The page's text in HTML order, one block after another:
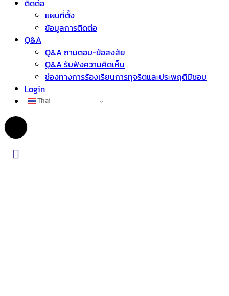
ติดต่อ
แผนที่ตั้ง
ข้อมูลการติดต่อ
Q&A
Q&A ถามตอบ-ข้อสงสัย
Q&A รับฟังความคิดเห็น
ช่องทางการร้องเรียนการทุจริตและประพฤติมิชอบ
Login
Thai